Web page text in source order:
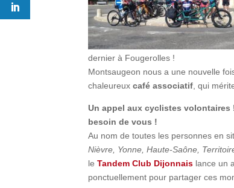
dernier à Fougerolles !
Montsaugeon nous a une nouvelle
chaleureuxcafé associatif , qui
Un appel aux cyclistes
besoin de vous !
Au nom de toutes les personnes en
Nièvre, Yonne, Haute-Saône,
leTandem Club Dijonnais lance un
ponctuellement pour partager ces